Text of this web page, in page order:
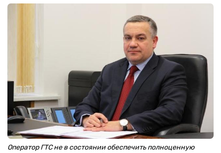
Оператор ГТС не в состоянии обеспечить полноценную